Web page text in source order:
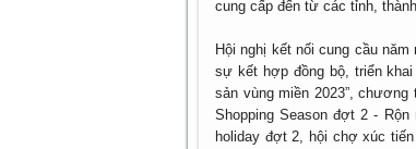
cung cấp đến từ các tỉnh,
Hội nghị kết nối cung cầu
sự kết hợp đồng bộ, triển khai
sản vùng miền 2023”, chương
Shopping Season đợt 2 -
holiday đợt 2, hội chợ xúc